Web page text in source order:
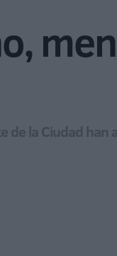
de la Ciudad